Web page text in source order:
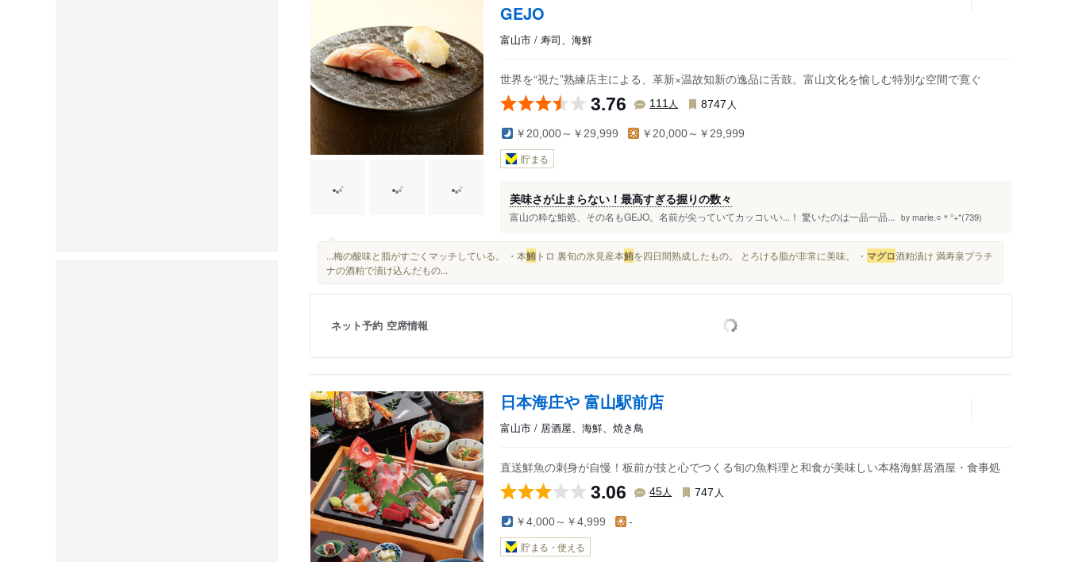
GEJO
富山市 / 寿司、海鮮
世界を“視た”熟練店主による、革新×温故知新の逸品に舌鼓。富山文化を愉しむ特別な空間で寛ぐ
3.76 111 人 8747 人
￥20,000～￥29,999 ￥20,000～￥29,999
貯まる
美味さが止まらない！最高すぎる握りの数々
富山の粋な鮨処、その名もGEJO。名前が尖っていてカッコいい...！ 驚いたのは一品一品... by marie.○＊°+*(739)
...梅の酸味と脂がすごくマッチしている。 ・本鮪 トロ 裏旬の氷見産本鮪を四日間熟成したもの。 とろける脂が非常に美味。 ・ マグロ酒粕漬け 満寿泉プラチ
ナの酒粕で漬け込んだもの...
ネット予約 空席情報
日本海庄や 富山駅前店
富山市 / 居酒屋、海鮮、焼き鳥
直送鮮魚の刺身が自慢！板前が技と心でつくる旬の魚料理と和食が美味しい本格海鮮居酒屋・食事処
3.06 45人 747 人
￥4,000～￥4,999 -
貯まる・使える